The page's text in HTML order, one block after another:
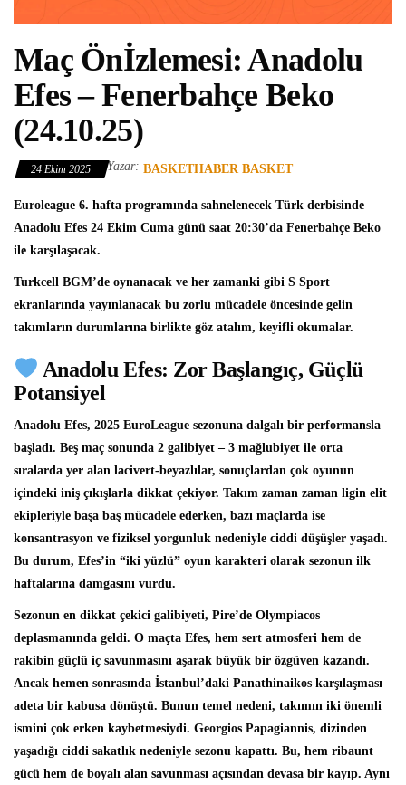
Maç Önİzlemesi: Anadolu
Efes – Fenerbahçe Beko
(24.10.25)
24 Ekim 2025 Yazar: BASKETHABER BASKET
Euroleague 6. hafta programında sahnelenecek Türk derbisinde
Anadolu Efes 24 Ekim Cuma günü saat 20:30’da Fenerbahçe Beko
ile karşılaşacak.
Turkcell BGM’de oynanacak ve her zamanki gibi S Sport
ekranlarında yayınlanacak bu zorlu mücadele öncesinde gelin
takımların durumlarına birlikte göz atalım, keyifli okumalar.
Anadolu Efes: Zor Başlangıç, Güçlü
Potansiyel
Anadolu Efes, 2025 EuroLeague sezonuna dalgalı bir performansla
başladı. Beş maç sonunda 2 galibiyet – 3 mağlubiyet ile orta
sıralarda yer alan lacivert-beyazlılar, sonuçlardan çok oyunun
içindeki iniş çıkışlarla dikkat çekiyor. Takım zaman zaman ligin elit
ekipleriyle başa baş mücadele ederken, bazı maçlarda ise
konsantrasyon ve fiziksel yorgunluk nedeniyle ciddi düşüşler yaşadı.
Bu durum, Efes’in “iki yüzlü” oyun karakteri olarak sezonun ilk
haftalarına damgasını vurdu.
Sezonun en dikkat çekici galibiyeti, Pire’de Olympiacos
deplasmanında geldi. O maçta Efes, hem sert atmosferi hem de
rakibin güçlü iç savunmasını aşarak büyük bir özgüven kazandı.
Ancak hemen sonrasında İstanbul’daki Panathinaikos karşılaşması
adeta bir kabusa dönüştü. Bunun temel nedeni, takımın iki önemli
ismini çok erken kaybetmesiydi. Georgios Papagiannis, dizinden
yaşadığı ciddi sakatlık nedeniyle sezonu kapattı. Bu, hem ribaunt
gücü hem de boyalı alan savunması açısından devasa bir kayıp. Aynı